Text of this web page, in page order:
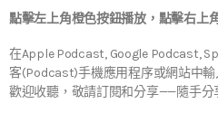
點擊左上角橙色按鈕播放，點擊右上
在Apple Podcast, Google Podcast,
客(Podcast)手機應用程序或網站中輸
歡迎收聽，敬請訂閱和分享——隨手分